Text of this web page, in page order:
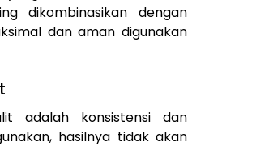
dikombinasikan dengan
dan aman digunakan
adalah konsistensi dan
hasilnya tidak akan